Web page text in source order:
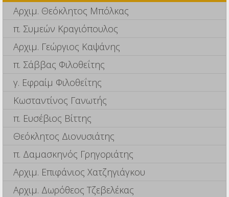
Αρχιμ. Θεόκλητος Μπόλκας
π. Συμεών Κραγιόπουλος
Αρχιμ. Γεώργιος Καψάνης
π. Σάββας Φιλοθεΐτης
γ. Εφραίμ Φιλοθεΐτης
Κωσταντίνος Γανωτής
π. Ευσέβιος Βίττης
Θεόκλητος Διονυσιάτης
π. Δαμασκηνός Γρηγοριάτης
Αρχιμ. Επιφάνιος Χατζηγιάγκου
Αρχιμ. Δωρόθεος Τζεβελέκας